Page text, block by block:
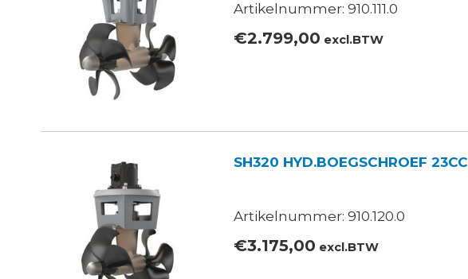
Artikelnummer: 910.111.0
€2.799,00 excl.BTW
SH320 HYD.BOEGSCHROEF 23CC
Artikelnummer: 910.120.0
€3.175,00 excl.BTW